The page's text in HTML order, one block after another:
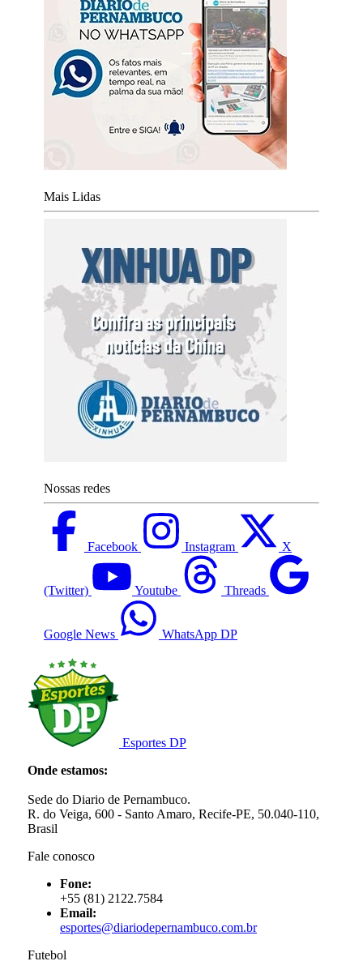
Mais Lidas
Nossas redes
Facebook Instagram X
(Twitter) Youtube Threads
Google News WhatsApp DP
Esportes DP
Onde estamos:
Sede do Diario de Pernambuco.
R. do Veiga, 600 - Santo Amaro, Recife-PE, 50.040-110,
Brasil
Fale conosco
Fone:
+55 (81) 2122.7584
Email:
esportes@diariodepernambuco.com.br
Futebol